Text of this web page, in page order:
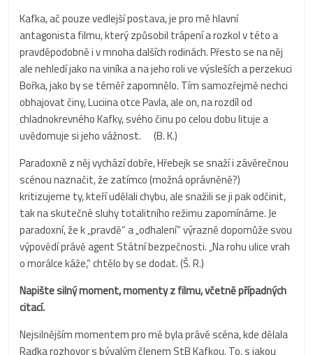
Kafka, ač pouze vedlejší postava, je pro mě hlavní
antagonista filmu, který způsobil trápení a rozkol v této a
pravděpodobně i v mnoha dalších rodinách. Přesto se na něj
ale nehledí jako na viníka a na jeho roli ve výsleších a perzekuci
Bořka, jako by se téměř zapomnělo. Tím samozřejmě nechci
obhajovat činy, Luciina otce Pavla, ale on, na rozdíl od
chladnokrevného Kafky, svého činu po celou dobu lituje a
uvědomuje si jeho vážnost. (B. K.)
Paradoxně z něj vychází dobře, Hřebejk se snaží i závěrečnou
scénou naznačit, že zatímco (možná oprávněně?)
kritizujeme ty, kteří udělali chybu, ale snažili se ji pak odčinit,
tak na skutečné sluhy totalitního režimu zapomínáme. Je
paradoxní, že k „pravdě“ a „odhalení“ výrazně dopomůže svou
výpovědí právě agent Státní bezpečnosti. „Na rohu ulice vrah
o morálce káže,“ chtělo by se dodat. (Š. R.)
Napište silný moment, momenty z filmu, včetně případných
citací.
Nejsilnějším momentem pro mě byla právě scéna, kde dělala
Radka rozhovor s bývalým členem StB Kafkou. To, s jakou